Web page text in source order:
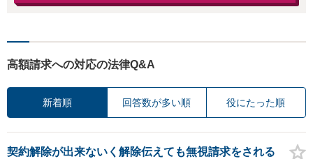
高額請求への対応の法律Q&A
新着順 回答数が多い順 役にたった順
契約解除が出来ないく解除伝えても無視請求をされる